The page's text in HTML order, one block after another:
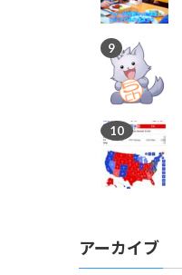
アーカイブ